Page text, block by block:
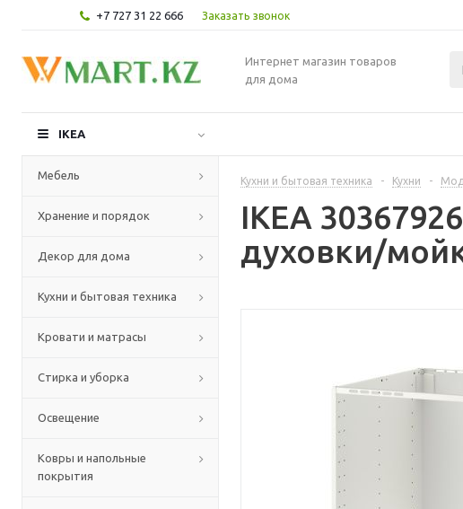
+7 727 31 22 666 Заказать звонок
Интернет магазин товаров
для дома
IKEA
Мебель
Хранение и порядок
Декор для дома
Кухни и бытовая техника
Кровати и матрасы
Стирка и уборка
Освещение
Ковры и напольные
покрытия
Кухни и бытовая техника - Кухни -
IKEA
духовки/